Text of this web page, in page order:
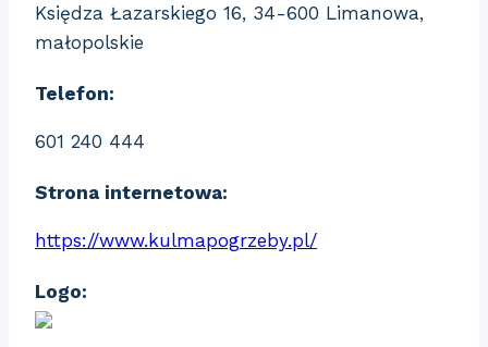
Księdza Łazarskiego 16, 34-600 Limanowa,
małopolskie
Telefon:
601 240 444
Strona internetowa:
https://www.kulmapogrzeby.pl/
Logo: